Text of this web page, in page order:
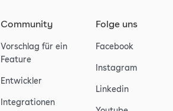
Community
Vorschlag für ein
Feature
Entwickler
Integrationen
Folge uns
Facebook
Instagram
Linkedin